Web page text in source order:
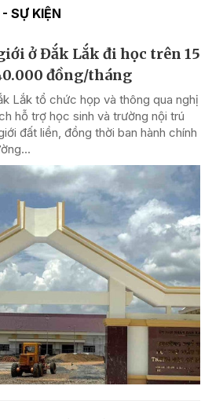
SỰ KIỆN
ở Đắk Lắk đi học trên 15
đồng/tháng
Lắk tổ chức họp và thông qua nghị
hỗ trợ học sinh và trường nội trú
đất liền, đồng thời ban hành chính